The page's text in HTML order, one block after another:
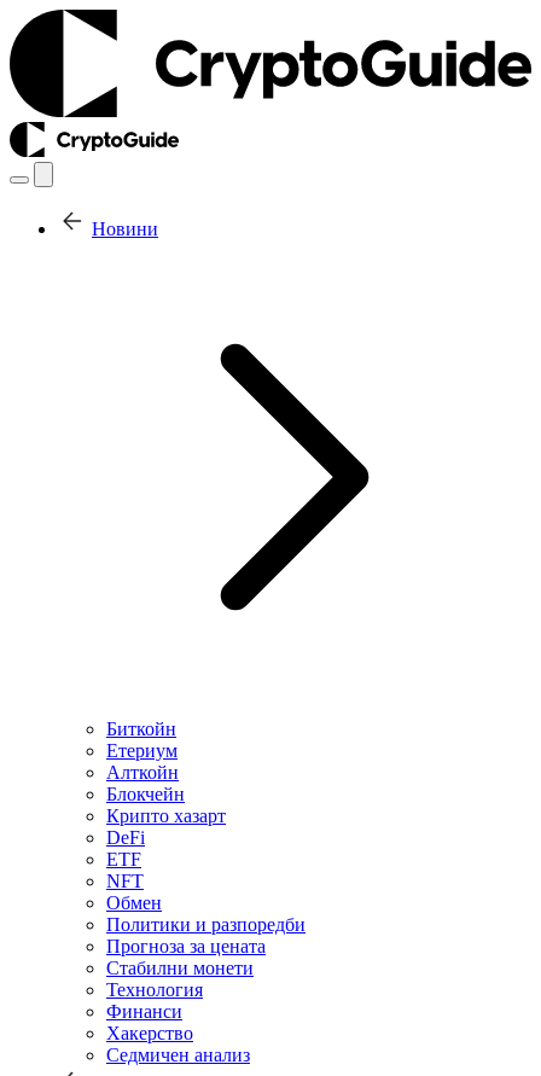
Новини
Биткойн
Етериум
Алткойн
Блокчейн
Крипто хазарт
DeFi
ETF
NFT
Обмен
Политики и разпоредби
Прогноза за цената
Стабилни монети
Технология
Финанси
Хакерство
Седмичен анализ